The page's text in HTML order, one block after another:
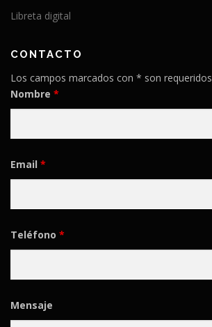
Libreta digital
CONTACTO
Los campos marcados con * son requeridos
Nombre *
Email *
Teléfono *
Mensaje